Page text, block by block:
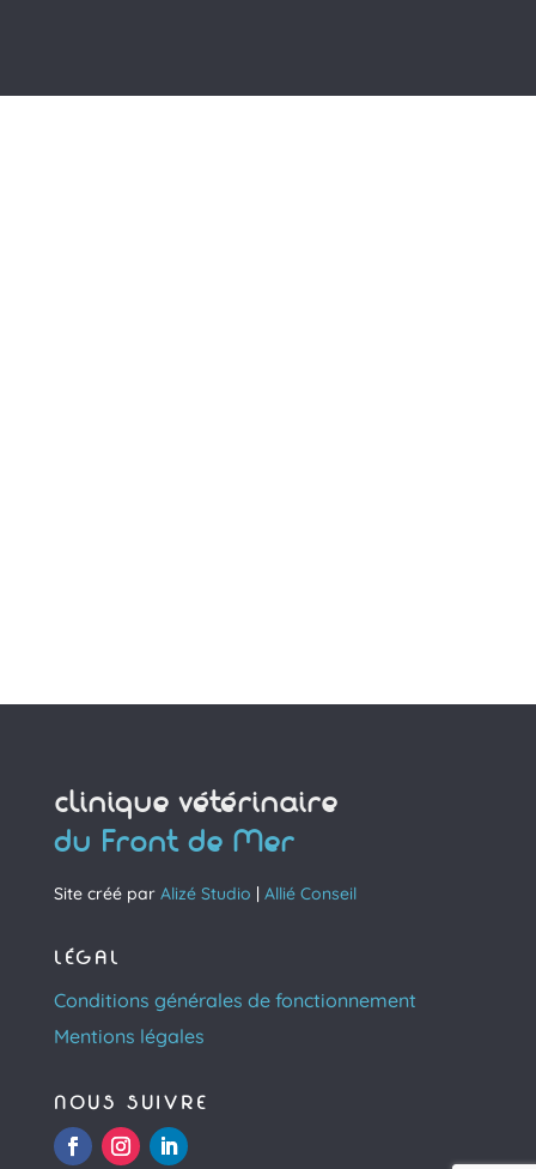
clinique vétérinaire
du Front de Mer
Site créé par Alizé Studio | Allié Conseil
LÉGAL
Conditions générales de fonctionnement
Mentions légales
NOUS SUIVRE